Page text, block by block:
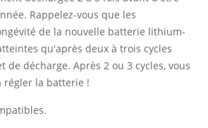
Rappelez-vous que les
de la nouvelle batterie lithium-
qu'après deux à trois cycles
de décharge. Après 2 ou 3 cycles, vous
régler la batterie !